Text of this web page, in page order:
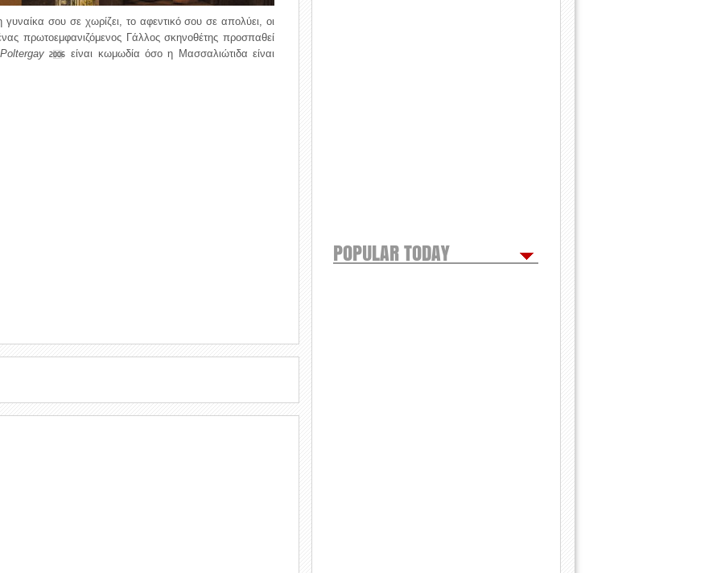
σου σε χωρίζει, το αφεντικό σου σε απολύει, οι
πρωτοεμφανιζόμενος Γάλλος σκηνοθέτης προσπαθεί
Poltergay 2006
είναι κωμωδία όσο η Μασσαλιώτιδα είναι
POPULAR TODAY